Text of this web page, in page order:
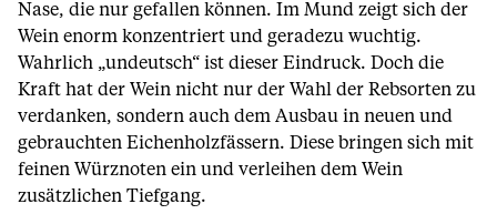
Nase, die nur gefallen können. Im Mund zeigt sich der
Wein enorm konzentriert und geradezu wuchtig.
Wahrlich „undeutsch“ ist dieser Eindruck. Doch die
Kraft hat der Wein nicht nur der Wahl der Rebsorten zu
verdanken, sondern auch dem Ausbau in neuen und
gebrauchten Eichenholzfässern. Diese bringen sich mit
feinen Würznoten ein und verleihen dem Wein
zusätzlichen Tiefgang.